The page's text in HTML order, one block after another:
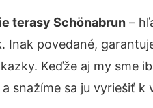
terasy Schönabrun –
Inak povedané,
Keďže aj my sme
snažíme sa ju vyriešiť k